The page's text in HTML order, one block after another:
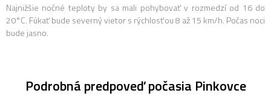
Najnižšie nočné teploty by sa mali pohybovať v rozmedzí od 16 do
20°C. Fúkať bude severný vietor s rýchlosťou 8 až 15 km/h. Počas noci
bude jasno.
Podrobná predpoveď počasia Pinkovce